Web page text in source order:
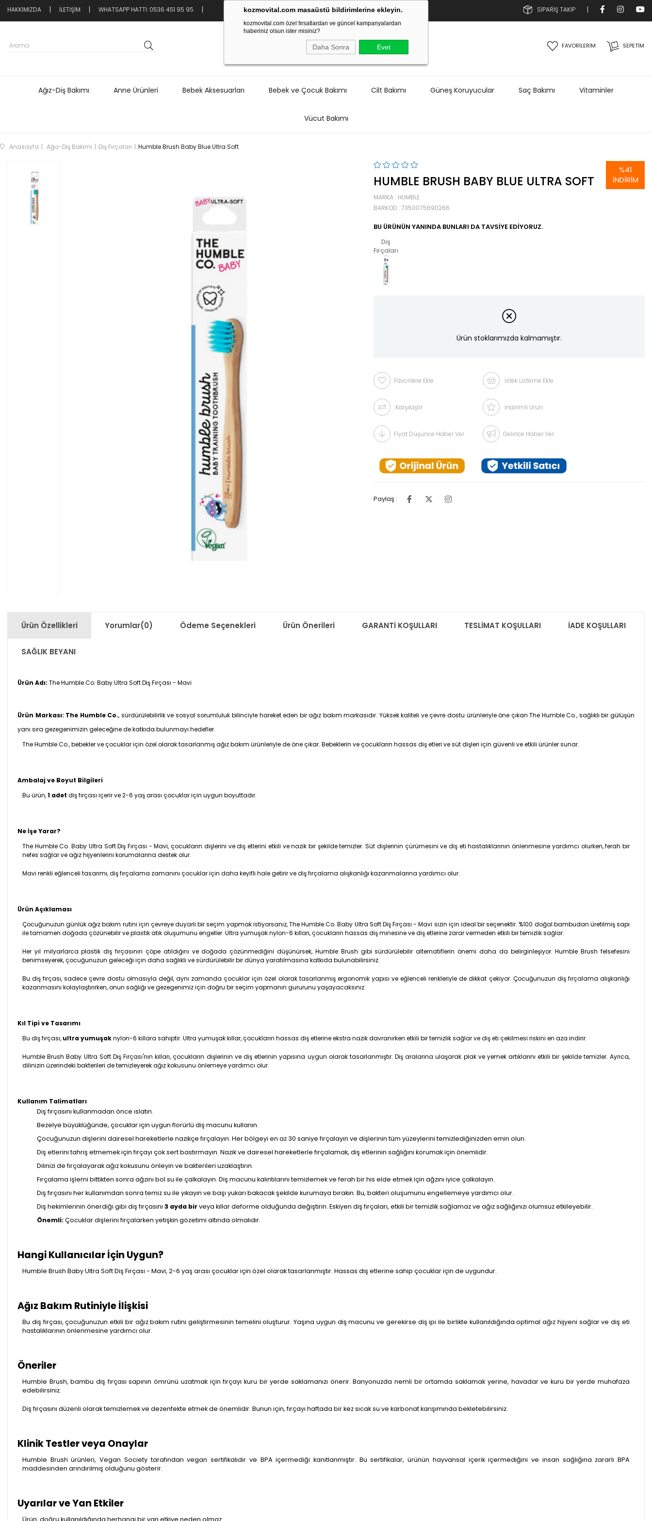
kozmovital.com masaüstü bildirimlerine ekleyin.
kozmovital.com özel fırsatlardan ve güncel kampanyalardan
haberiniz olsun ister misiniz?
Daha Sonra Evet
HAKKIMIZDA İLETİŞİM WHATSAPP HATTI: 0536 451 95 95 SİPARİŞ TAKİP
SEPETIM
FAVORİLERİM
Ağız-Diş Bakımı Anne Ürünleri Bebek Aksesuarları Bebek ve Çocuk Bakımı Cilt Bakımı Güneş Koruyucular Saç Bakımı Vitaminler
Vücut Bakımı
Anasayfa Ağız-Diş Bakımı Diş Fırçaları Humble Brush Baby Blue Ultra Soft
HUMBLE BRUSH BABY BLUE ULTRA SOFT
MARKA : HUMBLE
BARKOD : 7350075690266
BU ÜRÜNÜN YANINDA BUNLARI DA TAVSIYE EDIYORUZ.
Diş
Fırçaları
%41
İNDIRIM
Ürün stoklarımızda kalmamıştır.
Favorilere Ekle İstek Listeme Ekle
Karşılaştır İndirimli Ürün
Fiyat Düşünce Haber Ver Gelince Haber Ver
Paylaş :
Ürün Özellikleri Yorumlar(0) Ödeme Seçenekleri Ürün Önerileri GARANTİ KOŞULLARI TESLİMAT KOŞULLARI İADE KOŞULLARI
SAĞLIK BEYANI
Ürün Adı: The Humble Co. Baby Ultra Soft Diş Fırçası - Mavi
Ürün Markası: The Humble Co., sürdürülebilirlik ve sosyal sorumluluk bilinciyle hareket eden bir ağız bakım markasıdır. Yüksek kaliteli ve çevre dostu ürünleriyle öne çıkan The Humble Co., sağlıklı bir gülüşün
yanı sıra gezegenimizin geleceğine de katkıda bulunmayı hedefler.
The Humble Co., bebekler ve çocuklar için özel olarak tasarlanmış ağız bakım ürünleriyle de öne çıkar. Bebeklerin ve çocukların hassas diş etleri ve süt dişleri için güvenli ve etkili ürünler sunar.
Ambalaj ve Boyut Bilgileri
Bu ürün,1 adet diş fırçası içerir ve 2-6 yaş arası çocuklar için uygun boyuttadır.
Ne İşe Yarar?
The Humble Co. Baby Ultra Soft Diş Fırçası - Mavi, çocukların dişlerini ve diş etlerini etkili ve nazik bir şekilde temizler. Süt dişlerinin çürümesini ve diş eti hastalıklarının önlenmesine yardımcı olurken, ferah bir
nefes sağlar ve ağız hijyenlerini korumalarına destek olur.
Mavi renkli eğlenceli tasarımı, diş fırçalama zamanını çocuklar için daha keyifli hale getirir ve diş fırçalama alışkanlığı kazanmalarına yardımcı olur.
Ürün Açıklaması
Çocuğunuzun günlük ağız bakım rutini için çevreye duyarlı bir seçim yapmak istiyorsanız, The Humble Co. Baby Ultra Soft Diş Fırçası - Mavi sizin için ideal bir seçenektir. %100 doğal bambudan üretilmiş sapı
ile tamamen doğada çözünebilir ve plastik atık oluşumunu engeller. Ultra yumuşak nylon-6 kılları, çocukların hassas diş minesine ve diş etlerine zarar vermeden etkili bir temizlik sağlar.
Her yıl milyarlarca plastik diş fırçasının çöpe atıldığını ve doğada çözünmediğini düşünürsek, Humble Brush gibi sürdürülebilir alternatiflerin önemi daha da belirginleşiyor. Humble Brush felsefesini
benimseyerek, çocuğunuzun geleceği için daha sağlıklı ve sürdürülebilir bir dünya yaratılmasına katkıda bulunabilirsiniz.
Bu diş fırçası, sadece çevre dostu olmasıyla değil, aynı zamanda çocuklar için özel olarak tasarlanmış ergonomik yapısı ve eğlenceli renkleriyle de dikkat çekiyor. Çocuğunuzun diş fırçalama alışkanlığı
kazanmasını kolaylaştırırken, onun sağlığı ve gezegenimiz için doğru bir seçim yapmanın gururunu yaşayacaksınız.
Kıl Tipi ve Tasarımı
Bu diş fırçası, ultra yumuşaknylon-6 kıllara sahiptir. Ultra yumuşak kıllar, çocukların hassas diş etlerine ekstra nazik davranırken etkili bir temizlik sağlar ve diş eti çekilmesi riskini en aza indirir.
Humble Brush Baby Ultra Soft Diş Fırçası'nın kılları, çocukların dişlerinin ve diş etlerinin yapısına uygun olarak tasarlanmıştır. Diş aralarına ulaşarak plak ve yemek artıklarını etkili bir şekilde temizler. Ayrıca,
dilinizin üzerindeki bakterileri de temizleyerek ağız kokusunu önlemeye yardımcı olur.
Kullanım Talimatları
Diş fırçasını kullanmadan önce ıslatın.
Bezelye büyüklüğünde, çocuklar için uygun florürlü diş macunu kullanın.
Çocuğunuzun dişlerini dairesel hareketlerle nazikçe fırçalayın. Her bölgeyi en az 30 saniye fırçalayın ve dişlerinin tüm yüzeylerini temizlediğinizden emin olun.
Diş etlerini tahriş etmemek için fırçayı çok sert bastırmayın. Nazik ve dairesel hareketlerle fırçalamak, diş etlerinin sağlığını korumak için önemlidir.
Dilinizi de fırçalayarak ağız kokusunu önleyin ve bakterileri uzaklaştırın.
Fırçalama işlemi bittikten sonra ağzını bol su ile çalkalayın. Diş macunu kalıntılarını temizlemek ve ferah bir his elde etmek için ağzını iyice çalkalayın.
Diş fırçasını her kullanımdan sonra temiz su ile yıkayın ve başı yukarı bakacak şekilde kurumaya bırakın. Bu, bakteri oluşumunu engellemeye yardımcı olur.
Diş hekimlerinin önerdiği gibi diş fırçasını 3 ayda birveya kıllar deforme olduğunda değiştirin. Eskiyen diş fırçaları, etkili bir temizlik sağlamaz ve ağız sağlığınızı olumsuz etkileyebilir.
Önemli:Çocuklar dişlerini fırçalarken yetişkin gözetimi altında olmalıdır.
Hangi Kullanıcılar İçin Uygun?
Humble Brush Baby Ultra Soft Diş Fırçası - Mavi, 2-6 yaş arası çocuklar için özel olarak tasarlanmıştır. Hassas diş etlerine sahip çocuklar için de uygundur.
Ağız Bakım Rutiniyle İlişkisi
Bu diş fırçası, çocuğunuzun etkili bir ağız bakım rutini geliştirmesinin temelini oluşturur. Yaşına uygun diş macunu ve gerekirse diş ipi ile birlikte kullanıldığında optimal ağız hijyeni sağlar ve diş eti
hastalıklarının önlenmesine yardımcı olur.
Öneriler
Humble Brush, bambu diş fırçası sapının ömrünü uzatmak için fırçayı kuru bir yerde saklamanızı önerir. Banyonuzda nemli bir ortamda saklamak yerine, havadar ve kuru bir yerde muhafaza
edebilirsiniz.
Diş fırçasını düzenli olarak temizlemek ve dezenfekte etmek de önemlidir. Bunun için, fırçayı haftada bir kez sıcak su ve karbonat karışımında bekletebilirsiniz.
Klinik Testler veya Onaylar
Humble Brush ürünleri, Vegan Society tarafından vegan sertifikalıdır ve BPA içermediği kanıtlanmıştır. Bu sertifikalar, ürünün hayvansal içerik içermediğini ve insan sağlığına zararlı BPA
maddesinden arındırılmış olduğunu gösterir.
Uyarılar ve Yan Etkiler
Ürün, doğru kullanıldığında herhangi bir yan etkiye neden olmaz.